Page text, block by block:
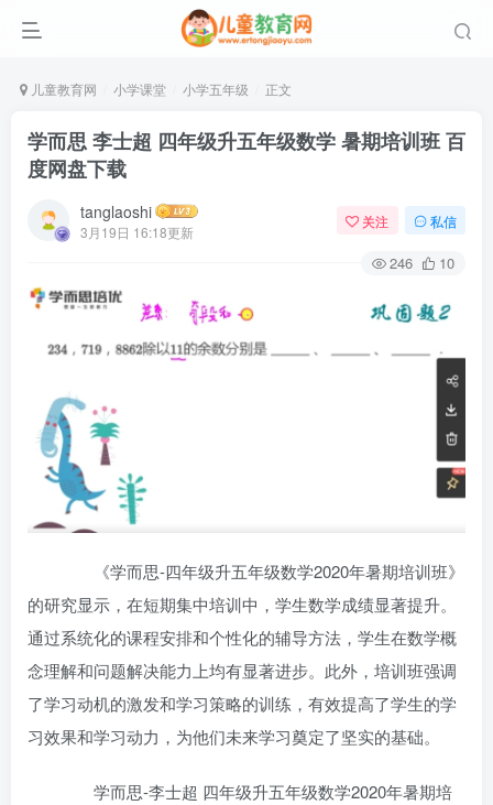
儿童教育网 小学课堂 小学五年级 正文
学而思 李士超 四年级升五年级数学 暑期培训班 百
度网盘下载
tanglaoshi
3月19日 16:18更新
关注 私信
246 10
《学而思-四年级升五年级数学2020年暑期培训班》
的研究显示，在短期集中培训中，学生数学成绩显著提升。
通过系统化的课程安排和个性化的辅导方法，学生在数学概
念理解和问题解决能力上均有显著进步。此外，培训班强调
了学习动机的激发和学习策略的训练，有效提高了学生的学
习效果和学习动力，为他们未来学习奠定了坚实的基础。
学而思-李士超 四年级升五年级数学2020年暑期培